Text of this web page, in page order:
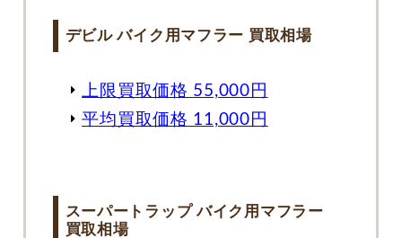
デビル バイク用マフラー 買取相場
上限買取価格 55,000円
平均買取価格 11,000円
スーパートラップ バイク用マフラー
買取相場